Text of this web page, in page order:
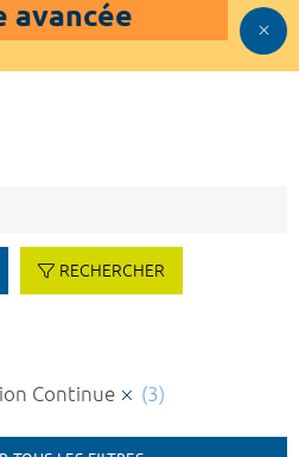
avancée
RECHERCHER
Continue (3)